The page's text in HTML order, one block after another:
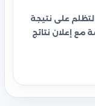
على نتيجة
وخاصة مع إعلان نتائج